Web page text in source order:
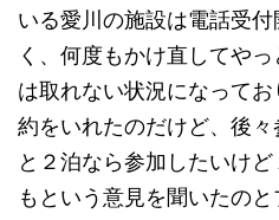
いる愛川の施設は電話受
く、何度もかけ直してや
は取れない状況になって
約をいれたのだけど、後々
と２泊なら参加したいけ
もという意見を聞いたの